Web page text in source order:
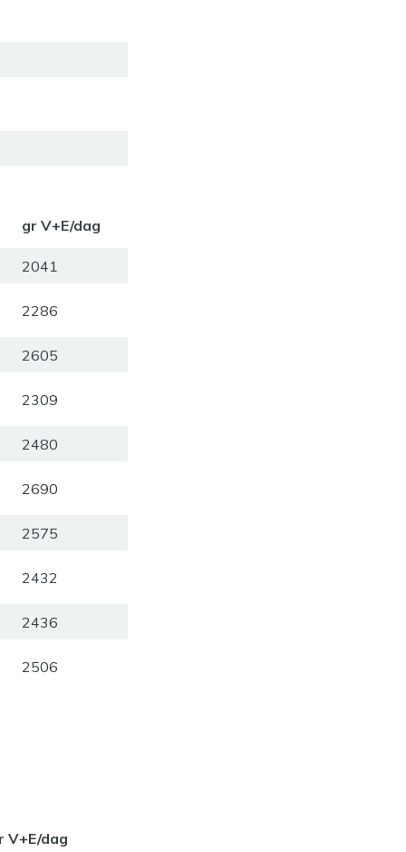
gr V+E/dag
2041
2286
2605
2309
2480
2690
2575
2432
2436
2506
V+E/dag